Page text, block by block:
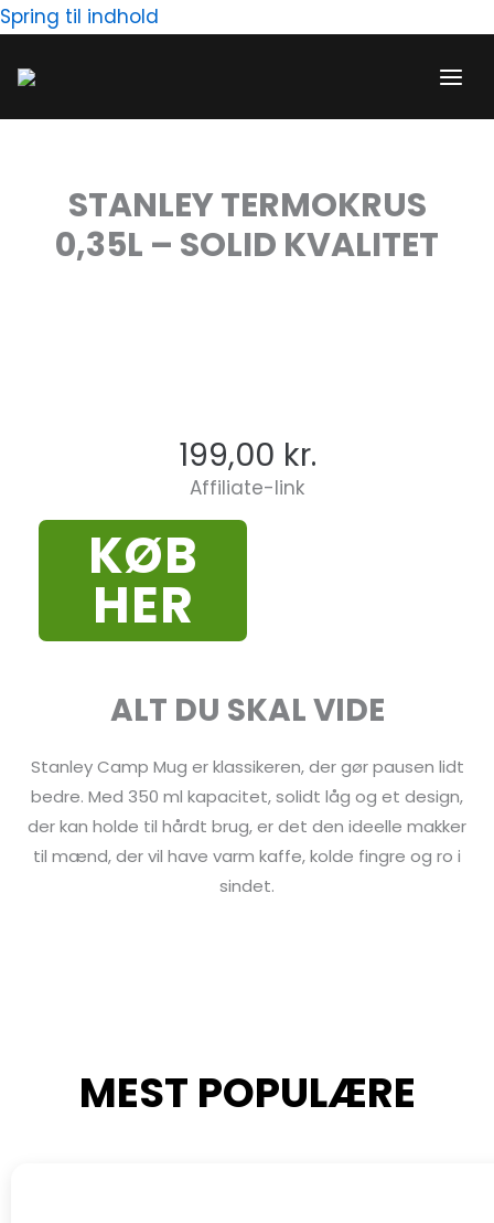
Spring til indhold
STANLEY TERMOKRUS
0,35L – SOLID KVALITET
199,00 kr.
Affiliate-link
KØB
HER
ALT DU SKAL VIDE
Stanley Camp Mug er klassikeren, der gør pausen lidt
bedre. Med 350 ml kapacitet, solidt låg og et design,
der kan holde til hårdt brug, er det den ideelle makker
til mænd, der vil have varm kaffe, kolde fingre og ro i
sindet.
MEST POPULÆRE